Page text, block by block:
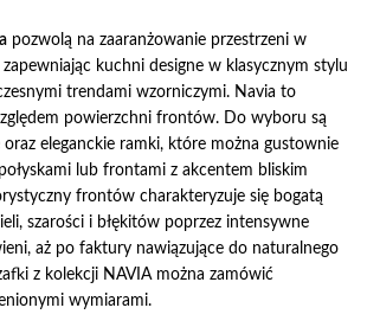
pozwolą na zaaranżowanie przestrzeni w
kuchni designe w klasycznym stylu
trendami wzorniczymi. Navia to
powierzchni frontów. Do wyboru są
eleganckie ramki, które można gustownie
lub frontami z akcentem bliskim
frontów charakteryzuje się bogatą
szarości i błękitów poprzez intensywne
aż po faktury nawiązujące do naturalnego
z kolekcji NAVIA można zamówić
wymiarami.